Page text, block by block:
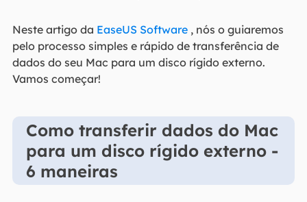
Neste artigo da EaseUS Software, nós o guiaremos
pelo processo simples e rápido de transferência de
dados do seu Mac para um disco rígido externo.
Vamos começar!
Como transferir dados do Mac
para um disco rígido externo -
6 maneiras